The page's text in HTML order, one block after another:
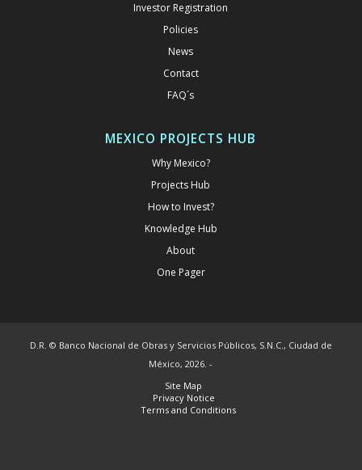
Investor Registration
Policies
News
Contact
FAQ´s
MEXICO PROJECTS HUB
Why Mexico?
Projects Hub
How to Invest?
Knowledge Hub
About
One Pager
D.R. © Banco Nacional de Obras y Servicios Públicos, S.N.C., Ciudad de
México, 2026. -
Site Map
Privacy Notice
Terms and Conditions